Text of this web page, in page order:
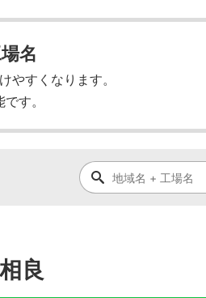
名
やすくなります。
す。
良